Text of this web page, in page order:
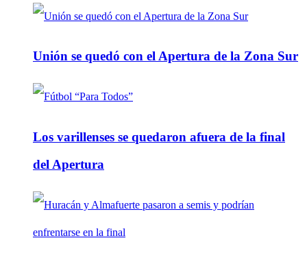
Unión se quedó con el Apertura de la Zona Sur
Los varillenses se quedaron afuera de la final
del Apertura